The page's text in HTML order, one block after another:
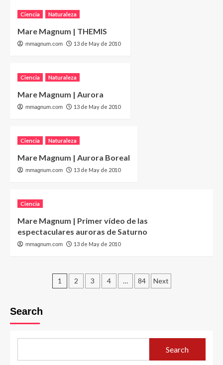
Ciencia Naturaleza
Mare Magnum | THEMIS
mmagnum.com 13 de May de 2010
Ciencia Naturaleza
Mare Magnum | Aurora
mmagnum.com 13 de May de 2010
Ciencia Naturaleza
Mare Magnum | Aurora Boreal
mmagnum.com 13 de May de 2010
Ciencia
Mare Magnum | Primer vídeo de las
espectaculares auroras de Saturno
mmagnum.com 13 de May de 2010
Posts
1 2 3 4 … 84 Next
Search
Search